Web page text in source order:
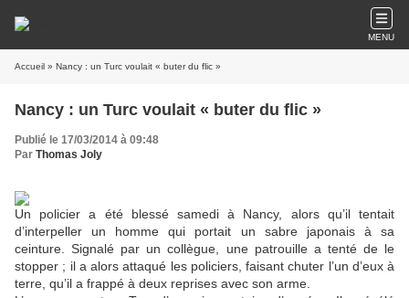
MENU
Accueil » Nancy : un Turc voulait « buter du flic »
Nancy : un Turc voulait « buter du flic »
Publié le 17/03/2014 à 09:48
Par Thomas Joly
Un policier a été blessé samedi à Nancy, alors qu’il tentait
d’interpeller un homme qui portait un sabre japonais à sa
ceinture. Signalé par un collègue, une patrouille a tenté de le
stopper ; il a alors attaqué les policiers, faisant chuter l’un d’eux à
terre, qu’il a frappé à deux reprises avec son arme.